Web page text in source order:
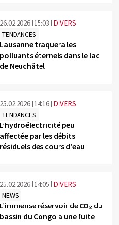
26.02.2026 15:03 DIVERS
TENDANCES
Lausanne traquera les
polluants éternels dans le lac
de Neuchâtel
25.02.2026 14:16 DIVERS
TENDANCES
L’hydroélectricité peu
affectée par les débits
résiduels des cours d'eau
25.02.2026 14:05 DIVERS
NEWS
L’immense réservoir de CO₂ du
bassin du Congo a une fuite